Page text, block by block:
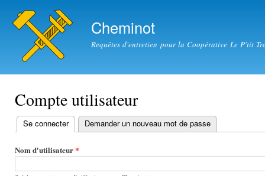
Cheminot
Requêtes d'entretien pour la Coopérative Le P'tit
Compte utilisateur
Onglets
principaux
Se connecter(onglet actif)
Demander un nouveau mot de passe
Nom d'utilisateur*